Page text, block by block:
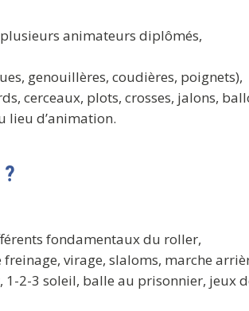
animateurs diplômés,
genouillères, coudières, poignets),
cerceaux, plots, crosses, jalons,
lieu d’animation.
fondamentaux du roller,
virage, slaloms, marche
1-2-3 soleil, balle au prisonnier, jeux